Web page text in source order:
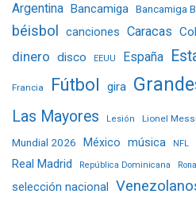
Argentina Bancamiga Bancamiga
béisbol canciones Caracas
dinero disco EEUU España
Francia Fútbol gira
Las Mayores Lesión Lionel Messi
Mundial 2026 México música NFL
Real Madrid República Dominicana
selección nacional